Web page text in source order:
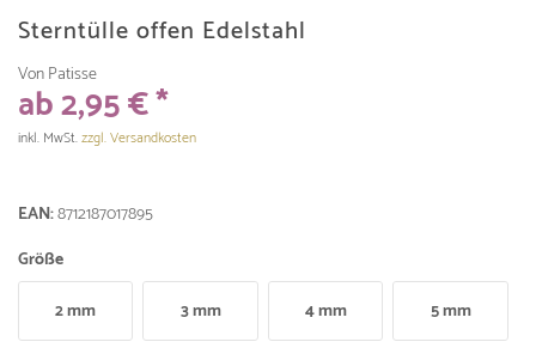
Sterntülle offen Edelstahl
Von Patisse
ab 2,95 € *
inkl. MwSt.zzgl. Versandkosten
EAN:8712187017895
Größe
2 mm
3 mm 4 mm 5 mm